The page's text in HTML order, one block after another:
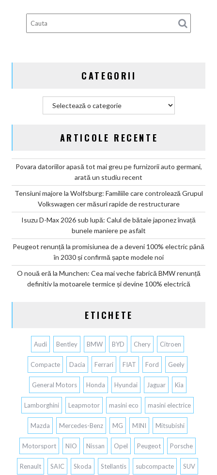
electric
până
modele
CATEGORII
Categorii
ARTICOLE RECENTE
Povara datoriilor apasă tot mai greu pe furnizorii auto germani,
arată un studiu recent
Tensiuni majore la Wolfsburg: Familiile care controlează Grupul
Volkswagen cer măsuri rapide de restructurare
Isuzu D-Max 2026 sub lupă: Calul de bătaie japonez învață
bunele maniere pe asfalt
Peugeot renunță la promisiunea de a deveni 100% electric până
în 2030 și confirmă șapte modele noi
O nouă eră la Munchen: Cea mai veche fabrică BMW renunță
definitiv la motoarele termice și devine 100% electrică
ETICHETE
Audi Bentley BMW BYD Chery Citroen
Compacte Dacia Ferrari FIAT Ford Geely
General Motors Honda Hyundai Jaguar Kia
Lamborghini Leapmotor masini eco masini electrice
Mazda Mercedes-Benz MG MINI Mitsubishi
Motorsport NIO Nissan Opel Peugeot Porsche
Renault SAIC Skoda Stellantis subcompacte SUV